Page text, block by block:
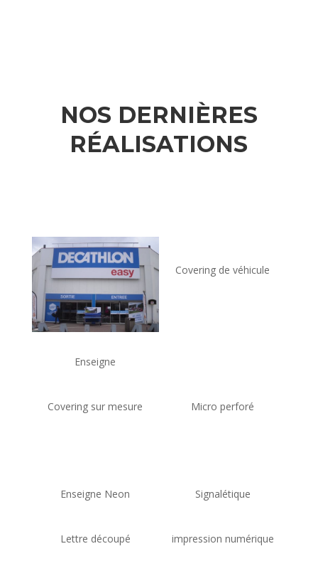
NOS DERNIÈRES
RÉALISATIONS
Enseigne
Covering de véhicule
Covering sur mesure Micro perforé
Enseigne Neon Signalétique
Lettre découpé impression numérique